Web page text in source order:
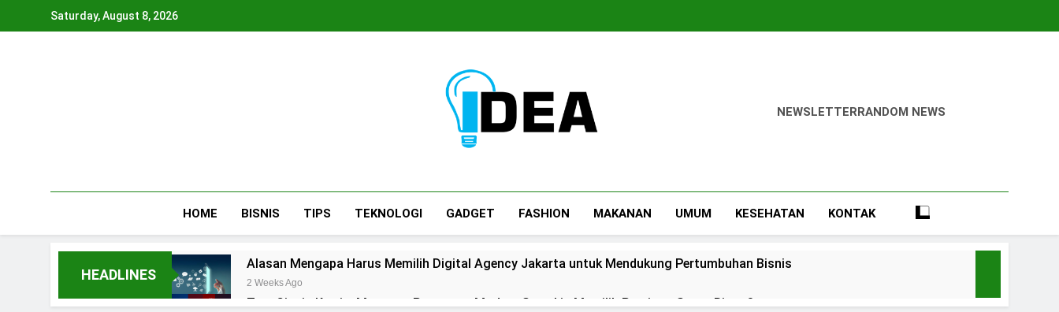
Saturday, August 8, 2026
Informasi Idea2win
NEWSLETTERRANDOM NEWS
HOME BISNIS TIPS TEKNOLOGI GADGET FASHION MAKANAN UMUM KESEHATAN KONTAK
HEADLINES
Alasan Mengapa Harus Memilih Digital Agency Jakarta untuk Mendukung Pertumbuhan Bisnis
2 Weeks Ago
Tren Cincin Kawin: Mengapa Pasangan Modern Semakin Memilih Precious Stone Rings?